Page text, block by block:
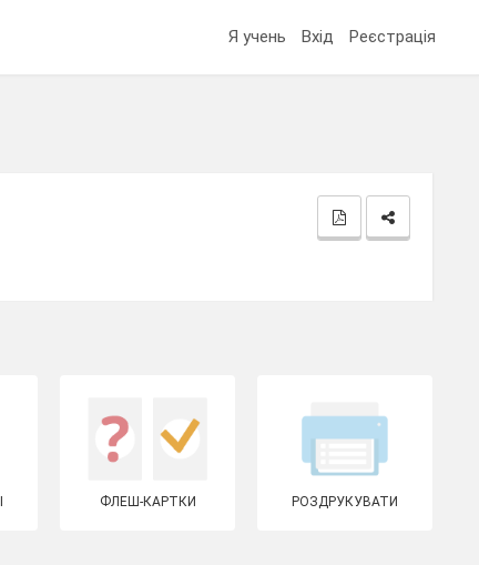
Я учень Вхід Реєстрація
ФЛЕШ-КАРТКИ РОЗДРУКУВАТИ